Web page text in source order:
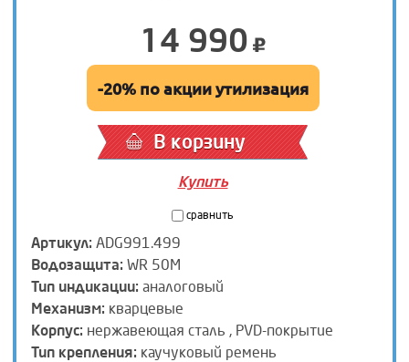
14 990
-20% по акции утилизация
В корзину
Купить
сравнить
Артикул: ADG991.499
Водозащита: WR 50M
Тип индикации: аналоговый
Механизм: кварцевые
Корпус: нержавеющая сталь , PVD-покрытие
Тип крепления: каучуковый ремень